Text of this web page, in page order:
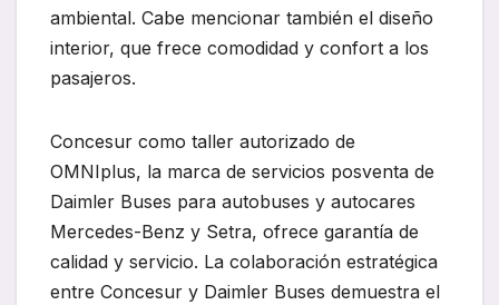
ambiental. Cabe mencionar también el diseño
interior, que frece comodidad y confort a los
pasajeros.
Concesur como taller autorizado de
OMNIplus, la marca de servicios posventa de
Daimler Buses para autobuses y autocares
Mercedes-Benz y Setra, ofrece garantía de
calidad y servicio. La colaboración estratégica
entre Concesur y Daimler Buses demuestra el